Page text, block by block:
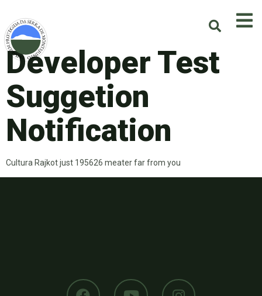
Developer Test
Suggetion
Notification
Cultura Rajkot just 195626 meater far from you